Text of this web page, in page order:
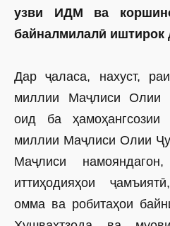
узви ИДМ ва
байналмилалӣ иштирок
Дар ҷаласа, нахуст,
миллии Маҷлиси Олии
оид ба
миллии Маҷлиси Олии
Маҷлиси
иттиҳодияҳои
омма ва робитаҳои